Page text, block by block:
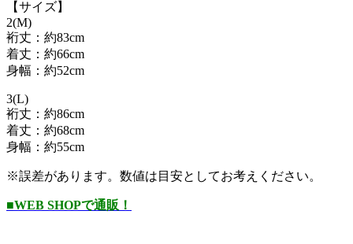
【サイズ】
2(M)
裄丈：約83cm
着丈：約66cm
身幅：約52cm
3(L)
裄丈：約86cm
着丈：約68cm
身幅：約55cm
※誤差があります。数値は目安としてお考えください。
■WEB SHOPで通販！